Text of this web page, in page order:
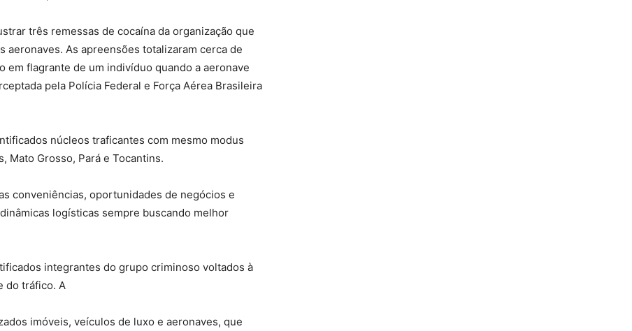
três remessas de cocaína da organização que
aeronaves. As apreensões totalizaram cerca de
em flagrante de um indivíduo quando a aeronave
pela Polícia Federal e Força Aérea Brasileira
núcleos traficantes com mesmo modus
Mato Grosso, Pará e Tocantins.
conveniências, oportunidades de negócios e
logísticas sempre buscando melhor
integrantes do grupo criminoso voltados à
do tráfico. A
imóveis, veículos de luxo e aeronaves, que